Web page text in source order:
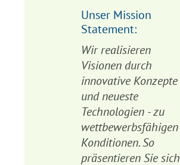
Unser Mission
Statement:
Wir realisieren
Visionen durch
innovative Konzepte
und neueste
Technologien - zu
wettbewerbsfähigen
Konditionen. So
präsentieren Sie sich